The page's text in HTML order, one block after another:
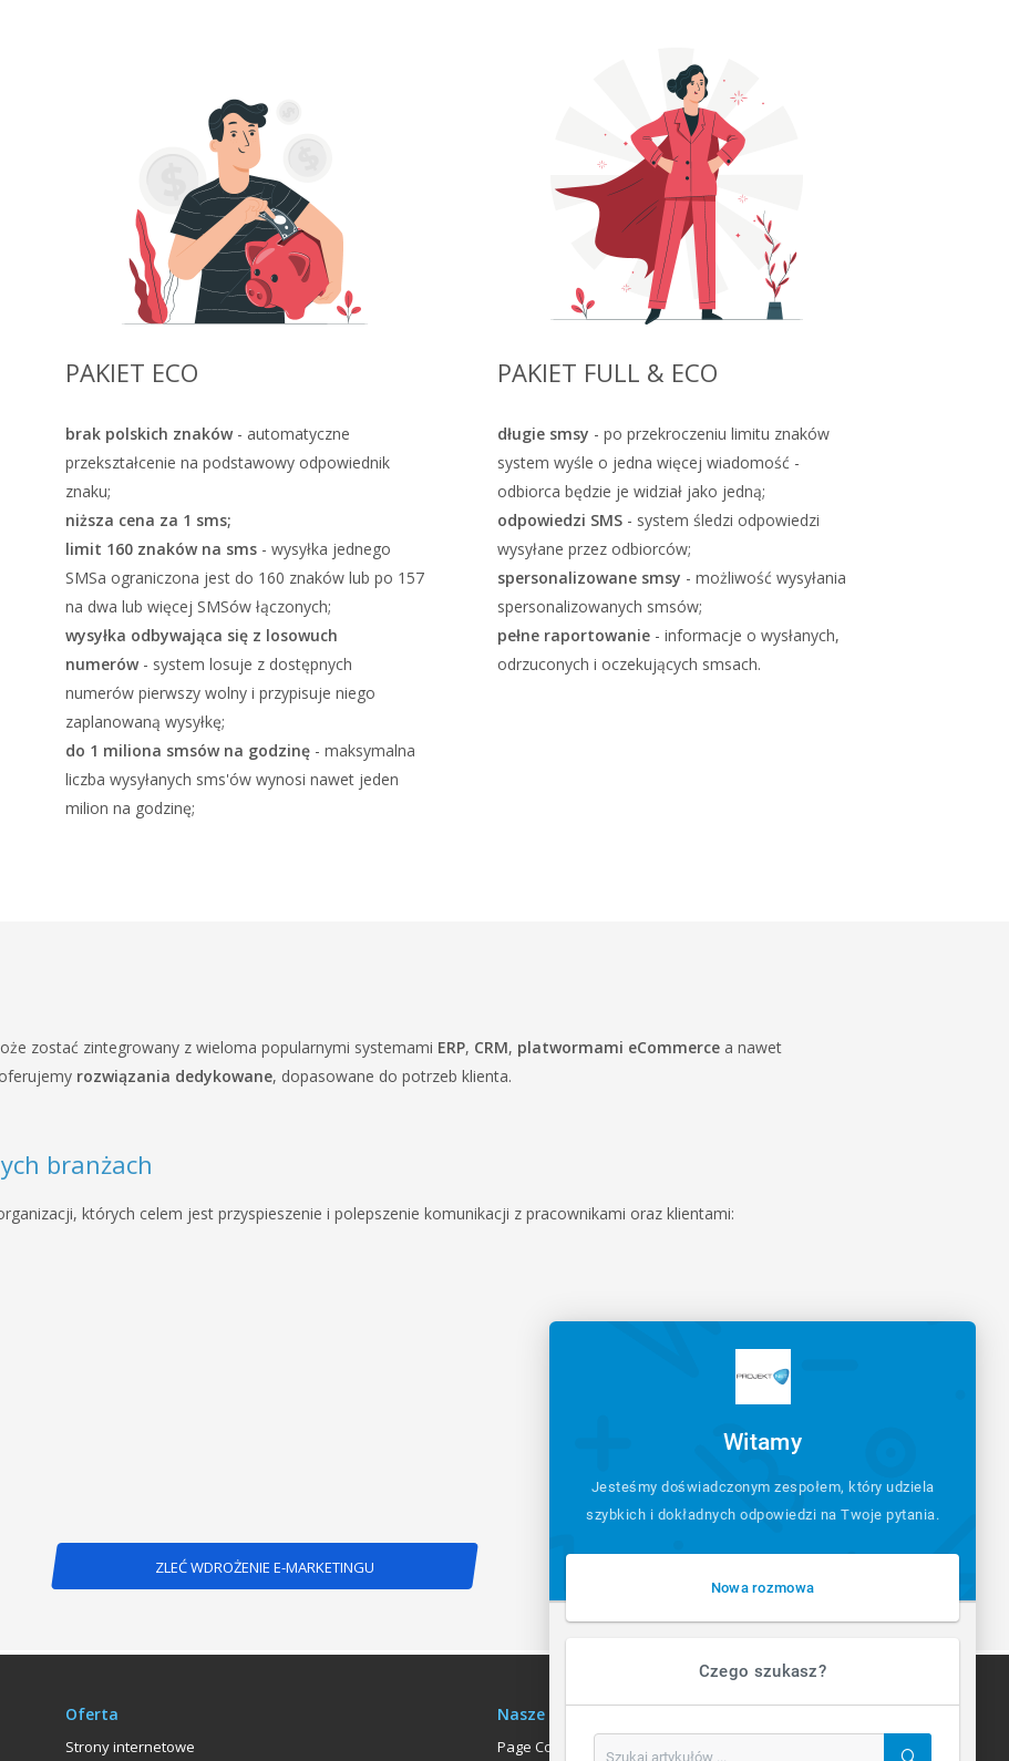
PAKIET ECO
brak polskich znaków - automatyczne
przekształcenie na podstawowy odpowiednik
znaku;
niższa cena za 1 sms;
limit 160 znaków na sms - wysyłka jednego
SMSa ograniczona jest do 160 znaków lub po 157
na dwa lub więcej SMSów łączonych;
wysyłka odbywająca się z losowuch
numerów - system losuje z dostępnych
numerów pierwszy wolny i przypisuje niego
zaplanowaną wysyłkę;
do 1 miliona smsów na godzinę - maksymalna
liczba wysyłanych sms'ów wynosi nawet jeden
milion na godzinę;
PAKIET FULL & ECO
długie smsy - po przekroczeniu limitu znaków
system wyśle o jedna więcej wiadomość -
odbiorca będzie je widział jako jedną;
odpowiedzi SMS - system śledzi odpowiedzi
wysyłane przez odbiorców;
spersonalizowane smsy - możliwość wysyłania
spersonalizowanych smsów;
pełne raportowanie - informacje o wysłanych,
odrzuconych i oczekujących smsach.
zostać zintegrowany z wieloma popularnymi systemami ERP, CRM, platwormami eCommerce a nawet
rozwiązania dedykowane, dopasowane do potrzeb klienta.
branżach
których celem jest przyspieszenie i polepszenie komunikacji z pracownikami oraz klientami:
ZLEĆ WDROŻENIE E-MARKETINGU
Oferta
Strony internetowe
Nasze usługi
Page Communication
Witamy
Jesteśmy doświadczonym zespołem, który udziela
szybkich i dokładnych odpowiedzi na Twoje pytania.
Nowa rozmowa
Czego szukasz?